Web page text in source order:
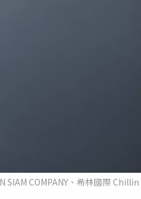
COMPANY、希林國際 Chillin